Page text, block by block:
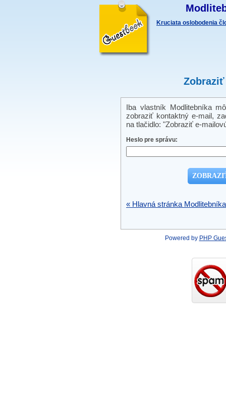
Kruciata oslobodenia
Iba vlastník Modlitebníka
zobraziť kontaktný e-mail,
na tlačidlo: "Zobraziť e-
Heslo pre správu:
« Hlavná stránka Modlitebníka
Powered by PHP